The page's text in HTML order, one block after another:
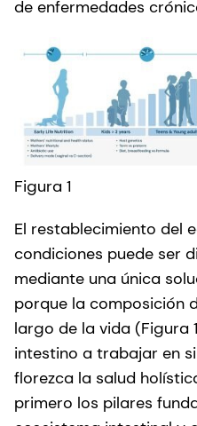
de enfermedades
Figura 1
El restablecimiento del
condiciones puede ser
mediante una única
porque la composición
largo de la vida (Figura
intestino a trabajar en
florezca la salud
primero los pilares